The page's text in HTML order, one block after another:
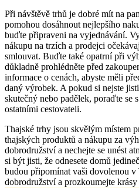
Při návštěvě trhů je dobré mít na
pomohou dosáhnout nejlepšího
buďte připraveni na vyjednávání.
nákupu na trzích a prodejci
smlouvat. Buďte také opatrní při
důkladně prohlédněte před
informace o cenách, abyste měli
daný výrobek. A pokud si nejste
skutečný nebo padělek, poraďte se
ostatními cestovateli.
Thajské trhy jsou skvělým místem
thajských produktů a nákupu za
dobrodružství a nechejte se unést
si být jisti, že odnesete domů
budou připomínat vaši dovolenou v
dobrodružství a prozkoumejte